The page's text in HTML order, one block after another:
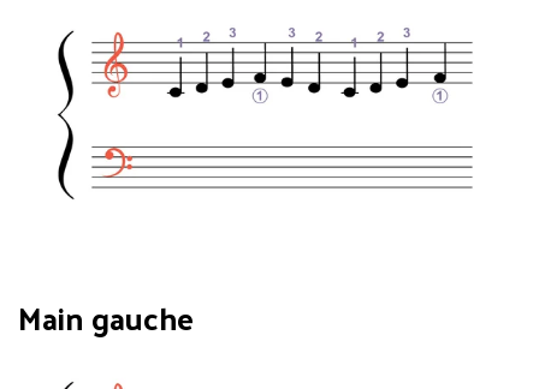
Main gauche